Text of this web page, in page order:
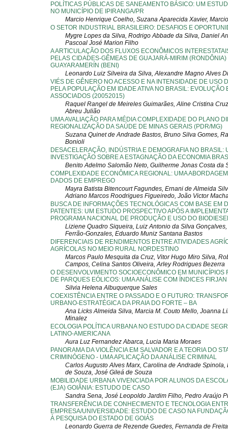
POLÍTICAS PÚBLICAS DE SANEAMENTO BÁSICO: UM
NO MUNICÍPIO DE IPIRANGA/PR
Marcio Henrique Coelho, Suzana Aparecida Xavier,
O SETOR INDUSTRIAL BRASILEIRO: DESAFIOS E
Mygre Lopes da Silva, Rodrigo Abbade da Silva, Daniel
Pascoal José Marion Filho
A ARTICULAÇÃO DOS FLUXOS ECONÔMICOS
PELAS CIDADES-GÊMEAS DE GUAJARÁ-MIRIM (RONDÔNIA)
GUAYARAMERÍN (BENI)
Leonardo Luiz Silveira da Silva, Alexandre Magno Alves
VIÉS DE GÊNERO NO ACESSO E NA INTENSIDADE DE USO
PELA POPULAÇÃO EM IDADE ATIVA NO BRASIL: EVOLUÇÃO
ASSOCIADOS (20052015)
Raquel Rangel de Meireles Guimarães, Aline Cristina
Abreu Julião
UMA AVALIAÇÃO PARA MÉDIA COMPLEXIDADE DO PLANO
REGIONALIZAÇÃO DA SAÚDE DE MINAS GERAIS (PDR/MG)
Suzana Quinet de Andrade Bastos, Bruno Silva Gomes,
Bonioli
DESACELERAÇÃO, INDÚSTRIA E DEMOGRAFIA NO BRASIL:
INVESTIGAÇÃO SOBRE A ESTAGNAÇÃO DA ECONOMIA
Benito Adelmo Salomão Neto, Guilherme Jonas Costa da
COMPLEXIDADE ECONÔMICA REGIONAL: UMA
DADOS DE EMPREGO
Mayra Batista Bitencourt Fagundes, Ernani de Almeida
Adriano Marcos Roodrigues Figueiredo, João Victor
BUSCA DE INFORMAÇÕES TECNOLÓGICAS COM BASE EM
PATENTES: UM ESTUDO PROSPECTIVO APÓS A
PROGRAMA NACIONAL DE PRODUÇÃO E USO DO
Liziene Quadro Siqueira, Luiz Antonio da Silva
Ferrão-Gonzales, Eduardo Muniz Santana Bastos
DIFERENCIAIS DE RENDIMENTOS ENTRE ATIVIDADES
AGRÍCOLAS NO MEIO RURAL NORDESTINO
Marcos Paulo Mesquita da Cruz, Vitor Hugo Miro Silva,
Campos, Celina Santos Oliveira, Arley Rodrigues Bezerra
O DESENVOLVIMENTO SOCIOECONÔMICO EM MUNICÍPIOS
DE PARQUES EÓLICOS: UMA ANÁLISE COM ÍNDICES FIRJAN
Silvia Helena Albuquerque Sales
COEXISTÊNCIA ENTRE O PASSADO E O FUTURO:
URBANO-ESTRATÉGICA DA PRAIA DO FORTE – BA
Ana Licks Almeida Silva, Marcia M. Couto Mello, Joanna
Minalez
ECOLOGIA POLÍTICA URBANA NO ESTUDO DA CIDADE
LATINO-AMERICANA
Aura Luz Fernandez Abarca, Lucia Maria Moraes
PANORAMA DA VIOLÊNCIA EM SALVADOR E A TEORIA DO
CRIMINÓGENO - UMA APLICAÇÃO DA ANÁLISE CRIMINAL
Carlos Augusto Alves Marx, Carolina de Andrade Spinola,
de Souza, José Gileá de Souza
MOBILIDADE URBANA VIVENCIADA POR ALUNOS DA
(EJA) GOIÂNIA: ESTUDO DE CASO
Sandra Sena, José Leopoldo Jardim Filho, Pedro Araújo
TRANSFERÊNCIA DE CONHECIMENTO E TECNOLOGIA
EMPRESA/UNIVERSIDADE: ESTUDO DE CASO NA
À PESQUISA DO ESTADO DE GOIÁS
Leonardo Guerra de Rezende Guedes, Fernanda de